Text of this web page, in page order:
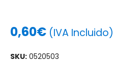
0,60€ (IVA Incluido)
SKU: 0520503